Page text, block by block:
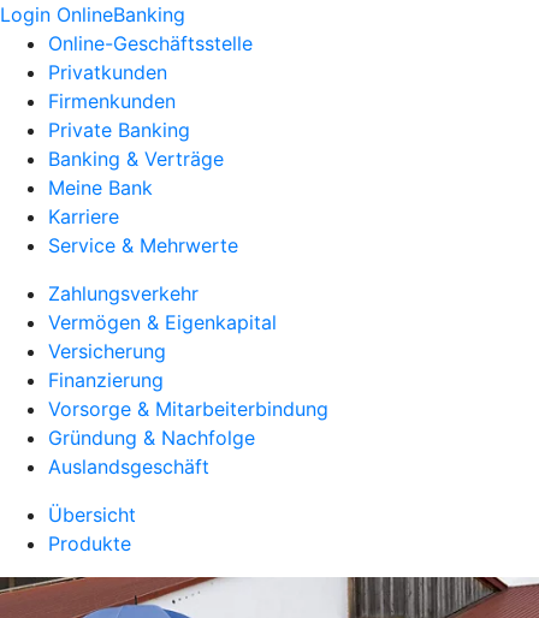
Login OnlineBanking
Online-Geschäftsstelle
Privatkunden
Firmenkunden
Private Banking
Banking & Verträge
Meine Bank
Karriere
Service & Mehrwerte
Zahlungsverkehr
Vermögen & Eigenkapital
Versicherung
Finanzierung
Vorsorge & Mitarbeiterbindung
Gründung & Nachfolge
Auslandsgeschäft
Übersicht
Produkte